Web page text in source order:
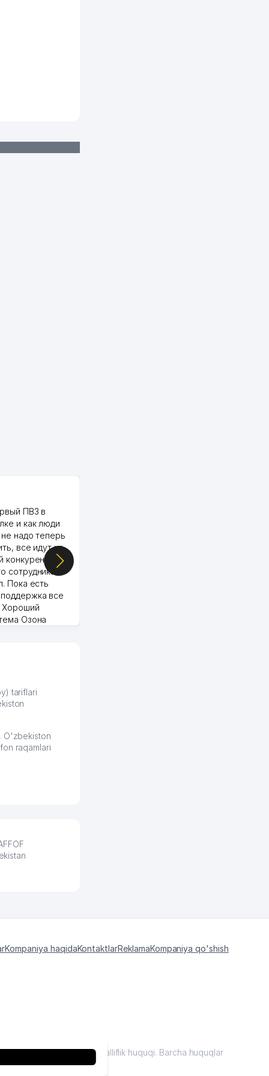
ПВЗ в
и как люди
надо теперь
все идут ко
конкуренции.
сотрудника,
Пока есть
все
Хороший
Озона
есть ПВЗ.
и
tariflari
O'zbekiston
raqamlari
Kompaniya haqidaKontaktlarReklamaKompaniya qo'shish
"sariq sahifalar"mualliflik huquqi. Barcha huquqlar